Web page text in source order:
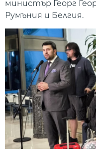
министър Георг
Румъния и Белгия.